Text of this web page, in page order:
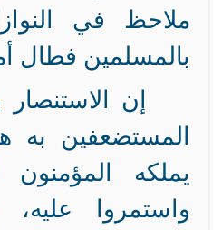
ملاحظ في
بالمسلمين فطال
إن الاستنصار
المستضعفين به
يملكه
واستمروا